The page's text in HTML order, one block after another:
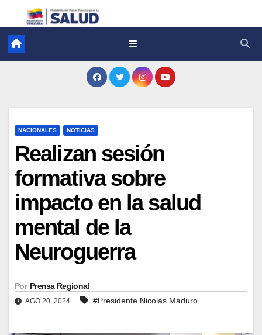
NACIONALES NOTICIAS
Realizan sesión
formativa sobre
impacto en la salud
mental de la
Neuroguerra
Por Prensa Regional
AGO 20, 2024 #Presidente Nicolás Maduro